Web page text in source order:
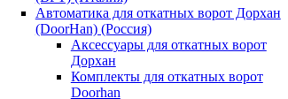
Автоматика для откатных ворот Дорхан
(DoorHan) (Россия)
Аксессуары для откатных ворот
Дорхан
Комплекты для откатных ворот
Doorhan